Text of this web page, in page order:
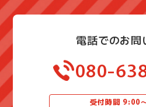
電話でのお問
080-
受付時間 9:00